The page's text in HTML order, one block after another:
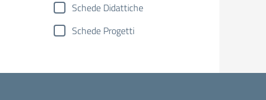
Schede Didattiche
Schede Progetti